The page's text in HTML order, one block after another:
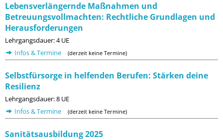
Lebensverlängernde Maßnahmen und
Betreuungsvollmachten: Rechtliche Grundlagen und
Herausforderungen
Lehrgangsdauer: 4 UE
Infos & Termine
(derzeit keine Termine)
Selbstfürsorge in helfenden Berufen: Stärken deine
Resilienz
Lehrgangsdauer: 8 UE
Infos & Termine
(derzeit keine Termine)
Sanitätsausbildung 2025